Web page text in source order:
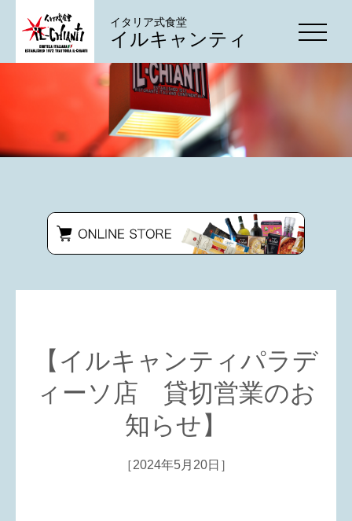
イタリア式食堂
イルキャンティ
【イルキャンティパラデ
ィーソ店 貸切営業のお
知らせ】
［2024年5月20日］